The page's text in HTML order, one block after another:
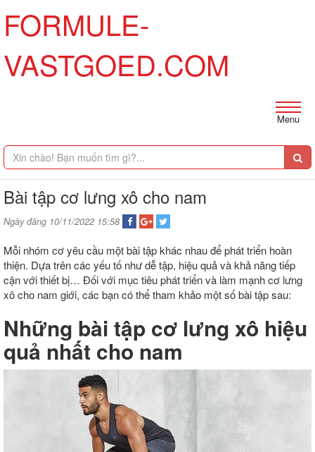
FORMULE-
VASTGOED.COM
Menu
Bài tập cơ lưng xô cho nam
Ngày đăng 10/11/2022 15:58
Mỗi nhóm cơ yêu cầu một bài tập khác nhau để phát triển hoàn
thiện. Dựa trên các yếu tố như dễ tập, hiệu quả và khả năng tiếp
cận với thiết bị… Đối với mục tiêu phát triển và làm mạnh cơ lưng
xô cho nam giới, các bạn có thể tham khảo một số bài tập sau:
Những bài tập cơ lưng xô hiệu
quả nhất cho nam